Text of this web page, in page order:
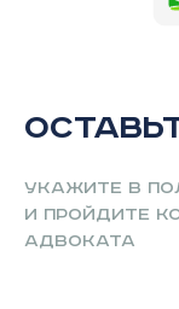
Укажите в
и пройдите
адвоката